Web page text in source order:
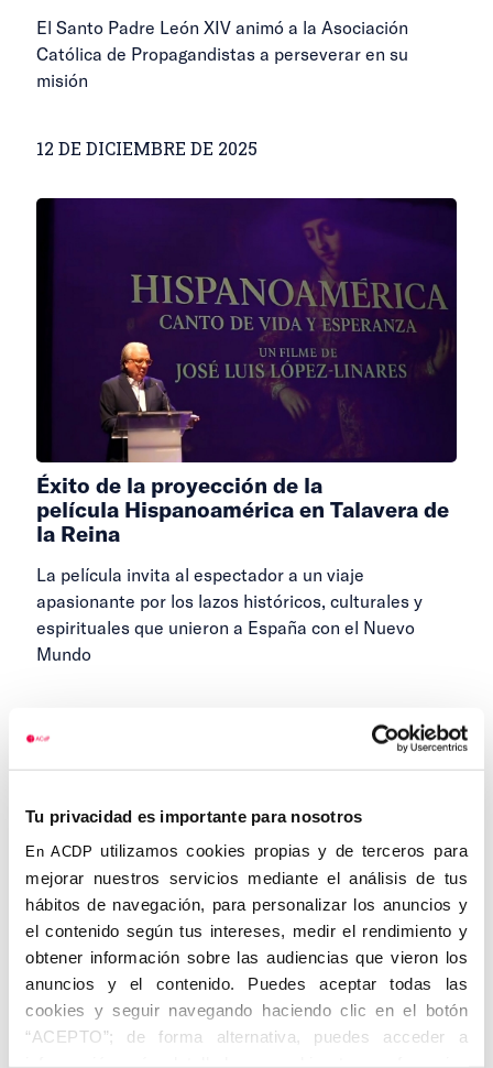
Tu privacidad es importante para nosotros
En ACDP utilizamos cookies propias y de terceros para
mejorar nuestros servicios mediante el análisis de tus
hábitos de navegación, para personalizar los anuncios y
el contenido según tus intereses, medir el rendimiento y
obtener información sobre las audiencias que vieron los
anuncios y el contenido. Puedes aceptar todas las
cookies y seguir navegando haciendo clic en el botón
“ACEPTO”; de forma alternativa, puedes acceder a
información más detallada y cambiar tus preferencias
El Santo Padre León XIV animó a la Asociación
Católica de Propagandistas a perseverar en su
misión
12 DE DICIEMBRE DE 2025
Éxito de la proyección de la
película Hispanoamérica en Talavera de
la Reina
La película invita al espectador a un viaje
apasionante por los lazos históricos, culturales y
espirituales que unieron a España con el Nuevo
Mundo
Anteriores
5
... 17
Siguientes
Categorías
Cedinfor